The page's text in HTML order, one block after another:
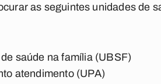
as seguintes unidades de
saúde na família (UBSF)
atendimento (UPA)